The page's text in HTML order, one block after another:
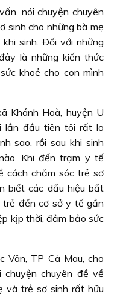
nói chuyện chuyên
sinh cho những bà mẹ
sinh. Ðối với những
là những kiến thức
khoẻ cho con mình
Khánh Hoà, huyện U
lần đầu tiên tôi rất lo
sao, rồi sau khi sinh
Khi đến trạm y tế
cách chăm sóc trẻ sơ
biết các dấu hiệu bất
đến cơ sở y tế gần
kịp thời, đảm bảo sức
Vân, TP Cà Mau, cho
chuyện chuyên đề về
và trẻ sơ sinh rất hữu